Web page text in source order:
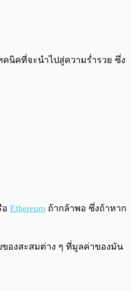
0:00 0:00
คนิคที่จะนำไปสู่ความร่ำรวย ซึ่ง
อ Ethereum ถ้ากล้าพอ ซึ่งถ้าหาก
ของสะสมต่าง ๆ ที่มูลค่าของมัน